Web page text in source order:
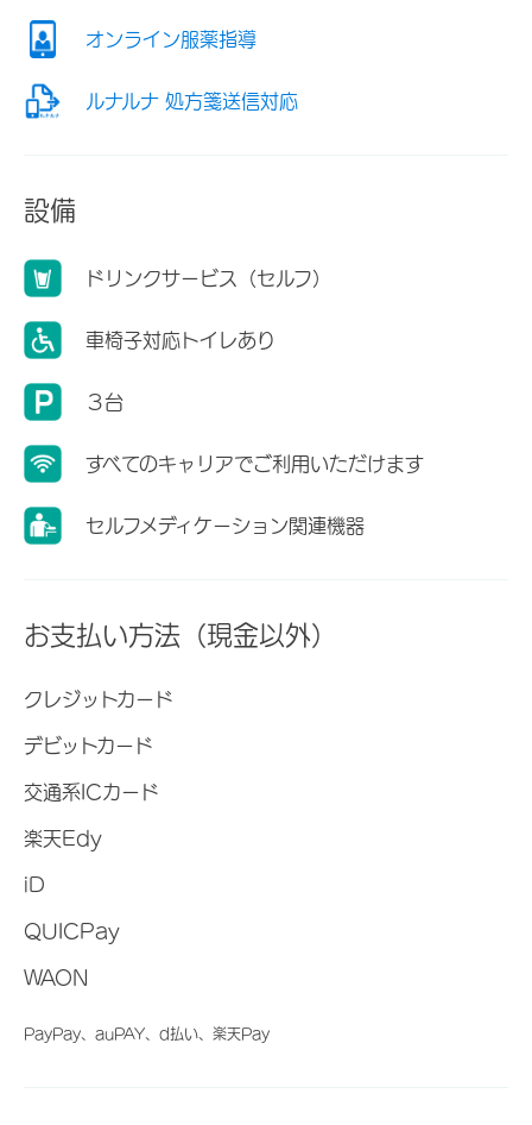
オンライン服薬指導
ルナルナ 処方箋送信対応
設備
ドリンクサービス（セルフ）
車椅子対応トイレあり
３台
すべてのキャリアでご利用いただけます
セルフメディケーション関連機器
お支払い方法（現金以外）
クレジットカード
デビットカード
交通系ICカード
楽天Edy
iD
QUICPay
WAON
PayPay、auPAY、d払い、楽天Pay